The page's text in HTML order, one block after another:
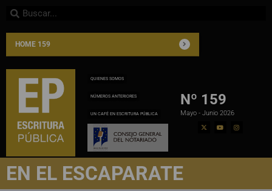
HOME 159
QUIENES SOMOS
NÚMEROS ANTERIORES
UN CAFÉ EN ESCRITURA PÚBLICA
Nº 159
Mayo - Junio 2026
EN EL ESCAPARATE